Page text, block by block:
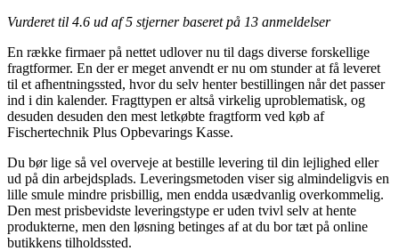
Vurderet til 4.6 ud af 5 stjerner baseret på 13 anmeldelser
En række firmaer på nettet udlover nu til dags diverse forskellige
fragtformer. En der er meget anvendt er nu om stunder at få leveret
til et afhentningssted, hvor du selv henter bestillingen når det passer
ind i din kalender. Fragttypen er altså virkelig uproblematisk, og
desuden desuden den mest letkøbte fragtform ved køb af
Fischertechnik Plus Opbevarings Kasse.
Du bør lige så vel overveje at bestille levering til din lejlighed eller
ud på din arbejdsplads. Leveringsmetoden viser sig almindeligvis en
lille smule mindre prisbillig, men endda usædvanlig overkommelig.
Den mest prisbevidste leveringstype er uden tvivl selv at hente
produkterne, men den løsning betinges af at du bor tæt på online
butikkens tilholdssted.